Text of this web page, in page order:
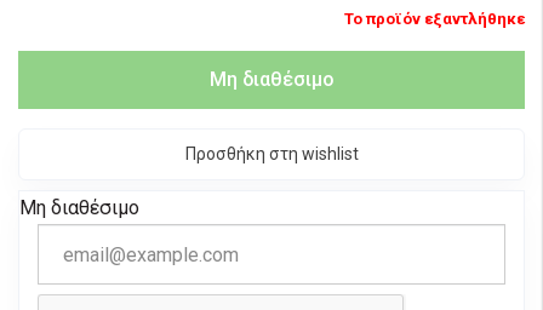
Το προϊόν εξαντλήθηκε
Μη διαθέσιμο
Προσθήκη στη wishlist
Μη διαθέσιμο